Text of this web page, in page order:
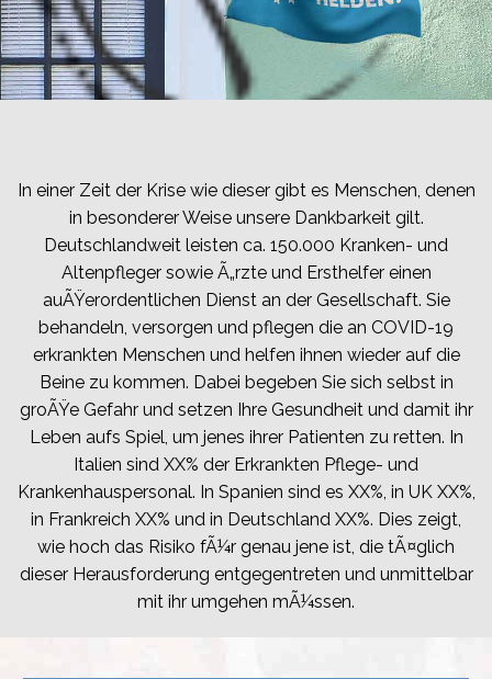
In einer Zeit der Krise wie dieser gibt es Menschen, denen
in besonderer Weise unsere Dankbarkeit gilt.
Deutschlandweit leisten ca. 150.000 Kranken- und
Altenpfleger sowie Ã„rzte und Ersthelfer einen
auÃŸerordentlichen Dienst an der Gesellschaft. Sie
behandeln, versorgen und pflegen die an COVID-19
erkrankten Menschen und helfen ihnen wieder auf die
Beine zu kommen. Dabei begeben Sie sich selbst in
groÃŸe Gefahr und setzen Ihre Gesundheit und damit ihr
Leben aufs Spiel, um jenes ihrer Patienten zu retten. In
Italien sind XX% der Erkrankten Pflege- und
Krankenhauspersonal. In Spanien sind es XX%, in UK XX%,
in Frankreich XX% und in Deutschland XX%. Dies zeigt,
wie hoch das Risiko fÃ¼r genau jene ist, die tÃ¤glich
dieser Herausforderung entgegentreten und unmittelbar
mit ihr umgehen mÃ¼ssen.